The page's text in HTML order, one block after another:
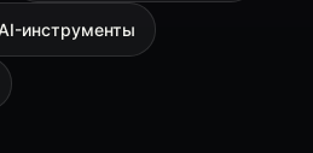
инструменты